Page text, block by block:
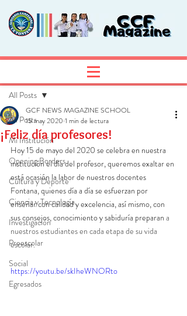
All Posts
Mi Institución
Opening Borders
Cultura y Deporte
Ciencia y Tecnología
Investigación
Preescolar
Social
Egresados
All Posts
¡Feliz día profesores!
GCF NEWS MAGAZINE SCHOOL
15 may 2020 1 min de lectura
Hoy 15 de mayo del 2020 se celebra en nuestra
institución el día del profesor, queremos exaltar en
está ocasión la labor de nuestros docentes
Fontana, quienes día a día se esfuerzan por
enseñar con calidad y excelencia, así mismo, con
sus consejos, conocimiento y sabiduría preparan a
nuestros estudiantes en cada etapa de su vida
escolar.
https://youtu.be/skIheWNORto